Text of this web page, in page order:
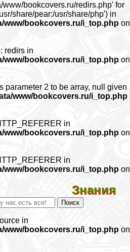
bookcovers.ru/redirs.php' for
share/pear:/usr/share/php') in
www/bookcovers.ru/i_top.php on
redirs in
www/bookcovers.ru/i_top.php on
parameter 2 to be array, null given
www/bookcovers.ru/i_top.php
in
www/bookcovers.ru/i_top.php on
in
www/bookcovers.ru/i_top.php on
Знания
in
www/bookcovers.ru/i_top.php on